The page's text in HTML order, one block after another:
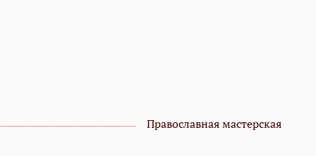
Православная мастерская